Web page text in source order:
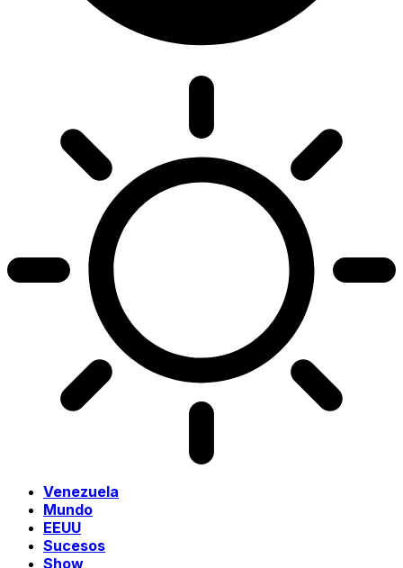
Venezuela
Mundo
EEUU
Sucesos
Show